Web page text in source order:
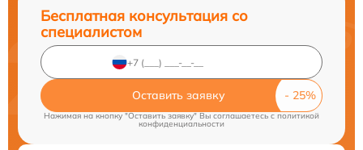
Бесплатная консультация со
специалистом
Оставить заявку
Нажимая на кнопку "Оставить заявку" Вы соглашаетесь cполитикой
конфиденциальности